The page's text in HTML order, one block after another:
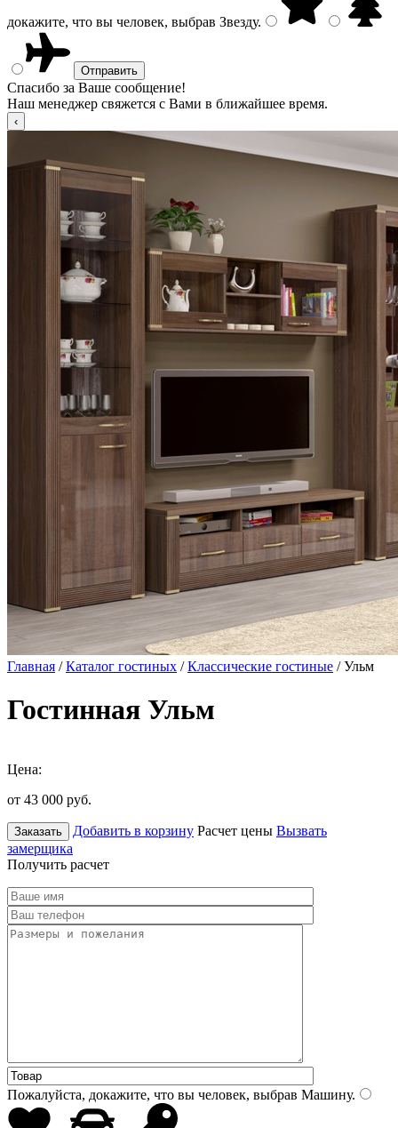
докажите, что вы человек, выбрав Звезду.
Спасибо за Ваше сообщение!
Наш менеджер свяжется с Вами в ближайшее время.
Главная /Каталог гостиных /Классические гостиные / Ульм
Гостинная Ульм
Цена:
от 43 000 руб.
Заказать Добавить в корзину Расчет цены Вызвать
замерщика
Получить расчет
Пожалуйста, докажите, что вы человек, выбрав Машину.